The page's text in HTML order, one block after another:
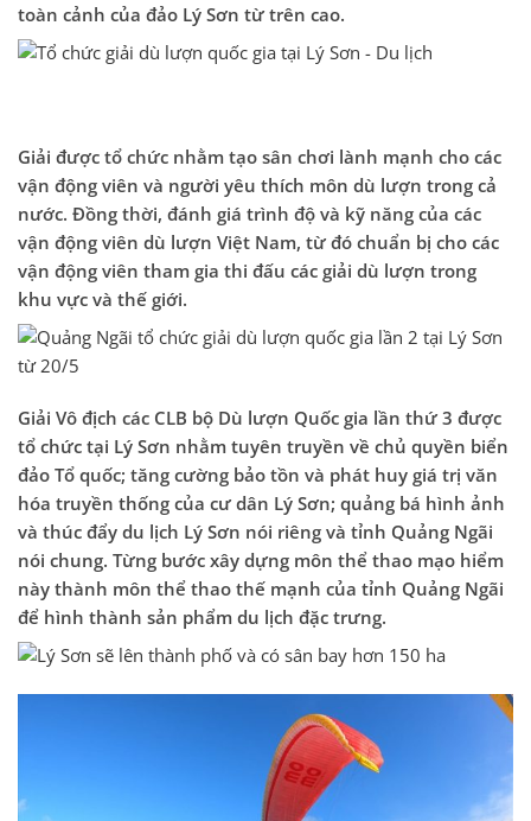
toàn cảnh của đảo Lý Sơn từ trên cao.
Giải được tổ chức nhằm tạo sân chơi lành mạnh cho các
vận động viên và người yêu thích môn dù lượn trong cả
nước. Đồng thời, đánh giá trình độ và kỹ năng của các
vận động viên dù lượn Việt Nam, từ đó chuẩn bị cho các
vận động viên tham gia thi đấu các giải dù lượn trong
khu vực và thế giới.
Giải Vô địch các CLB bộ Dù lượn Quốc gia lần thứ 3 được
tổ chức tại Lý Sơn nhằm tuyên truyền về chủ quyền biển
đảo Tổ quốc; tăng cường bảo tồn và phát huy giá trị văn
hóa truyền thống của cư dân Lý Sơn; quảng bá hình ảnh
và thúc đẩy du lịch Lý Sơn nói riêng và tỉnh Quảng Ngãi
nói chung. Từng bước xây dựng môn thể thao mạo hiểm
này thành môn thể thao thế mạnh của tỉnh Quảng Ngãi
để hình thành sản phẩm du lịch đặc trưng.